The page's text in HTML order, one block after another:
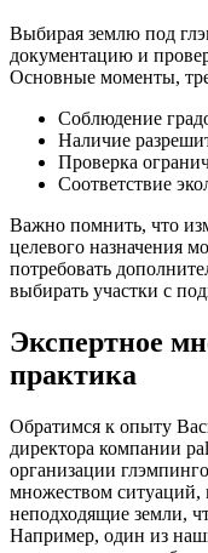
Выбирая землю под
документацию и
Основные моменты,
Соблюдение
Наличие
Проверка
Соответствие
Важно помнить, что
целевого назначения
потребовать
выбирать участки с
Экспертное
практика
Обратимся к опыту
директора компании
организации
множеством ситуаций,
неподходящие земли,
Например, один из